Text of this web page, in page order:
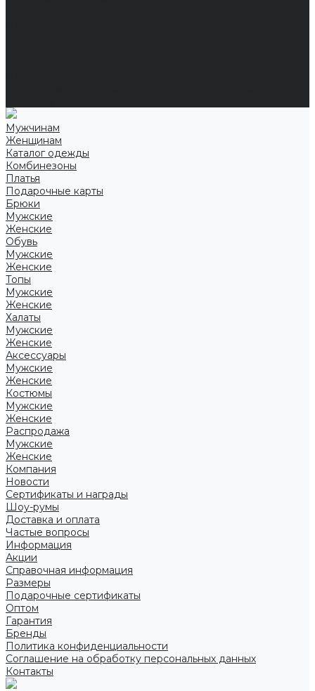
Мужчинам
Женщинам
Каталог одежды
Комбинезоны
Платья
Подарочные карты
Брюки
Мужские
Женские
Обувь
Мужские
Женские
Топы
Мужские
Женские
Халаты
Мужские
Женские
Аксессуары
Мужские
Женские
Костюмы
Мужские
Женские
Распродажа
Мужские
Женские
Компания
Новости
Сертификаты и награды
Шоу-румы
Доставка и оплата
Частые вопросы
Информация
Акции
Справочная информация
Размеры
Подарочные сертификаты
Оптом
Гарантия
Бренды
Политика конфиденциальности
Соглашение на обработку персональных данных
Контакты